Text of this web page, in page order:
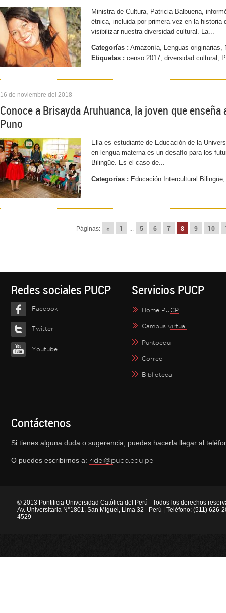
Ministra de Cultura, Patricia Balbuena,
étnica, incluida por primera vez en la historia
visibilizar nuestra diversidad cultural. La...
Categorías : Amazonía, Lenguas
Etiquetas : censo 2017, diversidad cultural,
16 de noviembre del 2018
Conoce a Brisayda Aruhuanca, la joven que
Puno
Ella es estudiante de Educación de la
en lengua materna es un desafío para los
Bilingüe. Es el caso de...
Categorías : Educación Intercultural
Páginas: « 1 ... 5 6 7 8 9 10
Redes sociales PUCP
Facebok
Twitter
Youtube
Servicios PUCP
Home PUCP
Campus virtual
Puntoedu
Correo
Biblioteca
Contáctenos
Si tienes alguna duda o sugerencia, puedes hacerla llegar al
O puedes escribirnos a: ridei@pucp.edu.pe
© 2013 Pontificia Universidad Católica del Perú - Todos los derechos
Av. Universitaria N°1801, San Miguel, Lima 32 - Perú | Teléfono: (511) 626-
4529